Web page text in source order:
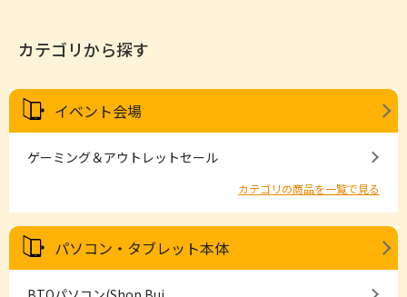
カテゴリから探す
イベント会場
ゲーミング＆アウトレットセール
カテゴリの商品を一覧で見る
パソコン・タブレット本体